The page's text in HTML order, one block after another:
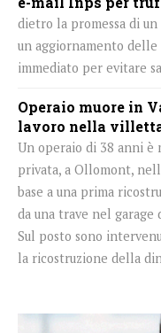
dietro la promessa di
un aggiornamento
immediato per evitare
Operaio muore in
lavoro nella
Un operaio di 38 anni è
privata, a Ollomont,
base a una prima
da una trave nel
Sul posto sono
la ricostruzione della